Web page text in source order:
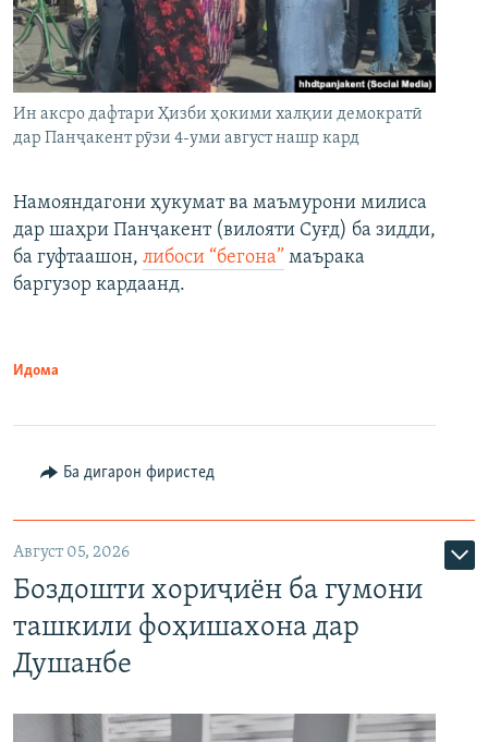
Ин аксро дафтари Ҳизби ҳокими халқии демократӣ
дар Панҷакент рӯзи 4-уми август нашр кард
Намояндагони ҳукумат ва маъмурони милиса
дар шаҳри Панҷакент (вилояти Суғд) ба зидди,
ба гуфтаашон, либоси “бегона” маърака
баргузор кардаанд.
Идома
Ба дигарон фиристед
Август 05, 2026
Боздошти хориҷиён ба гумони
ташкили фоҳишахона дар
Душанбе